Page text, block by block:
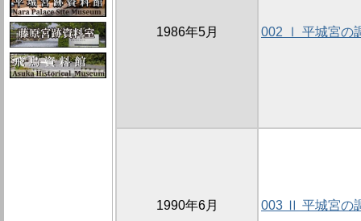
1986年5月 002 Ⅰ 平城宮の
1990年6月 003 Ⅱ 平城宮の